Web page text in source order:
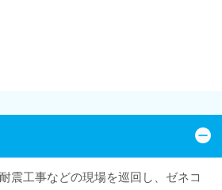
震工事などの現場を巡回し、ゼネコ